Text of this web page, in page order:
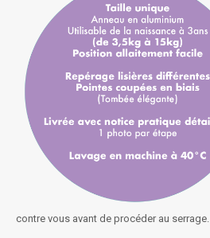
contre vous avant de procéder au serrage.